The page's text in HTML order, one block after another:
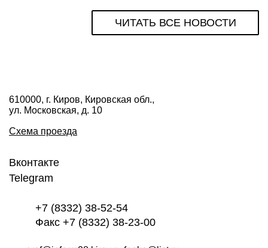
ЧИТАТЬ ВСЕ НОВОСТИ
610000, г. Киров, Кировская обл.,
ул. Московская, д. 10
Схема проезда
Вконтакте
Telegram
+7 (8332) 38-52-54
Факс +7 (8332) 38-23-00